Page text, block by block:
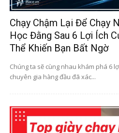
Chạy Chậm Lại Để Chạy
Học Đằng Sau 6 Lợi Ích
Thể Khiến Bạn Bất Ngờ
Chúng ta sẽ cùng nhau khám phá 6
chuyên gia hàng đầu đã xác...